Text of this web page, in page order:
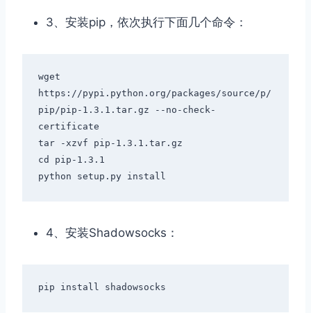
3、安装pip，依次执行下面几个命令：
wget
https : //pypi.python.org/packages/source/p/
pip/pip-1.3.1.tar.gz --no-check-
certificate
tar
-xzvf pip - 1.3 . 1.tar. gz
cd pip - 1.3 . 1
python setup . py install
4、安装Shadowsocks：
pip install shadowsocks